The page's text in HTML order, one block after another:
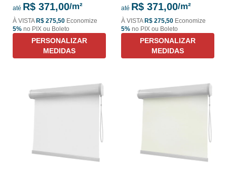
até R$ 371,00
À VISTAR$ 275,50 Economize
5% no PIX ou Boleto
PERSONALIZAR
MEDIDAS
até R$ 371,00
À VISTAR$ 275,50 Economize
5% no PIX ou Boleto
PERSONALIZAR
MEDIDAS